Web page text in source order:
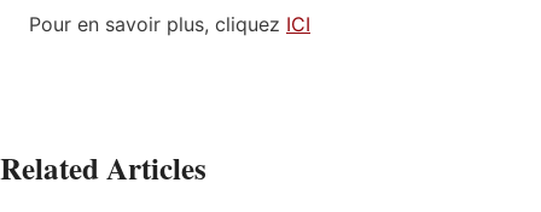
Pour en savoir plus, cliquez ICI
Related Articles